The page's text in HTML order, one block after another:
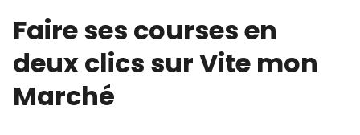
Faire ses courses en
deux clics sur Vite mon
Marché